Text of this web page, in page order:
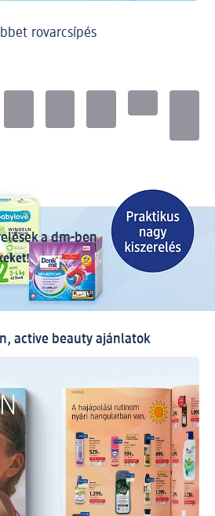
rovarcsípés
a dm-ben
active beauty ajánlatok